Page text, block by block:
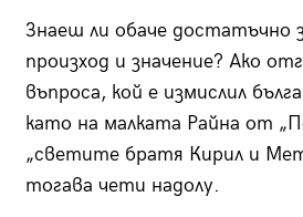
Знаеш ли обаче достатъчно
произход и значение? Ако
въпроса, кой е измислил
като на малката Райна от
„светите братя Кирил и
тогава чети надолу.